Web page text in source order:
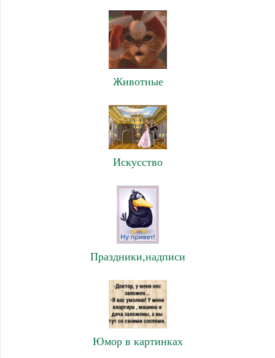
Животные
Искусство
Праздники,надписи
Юмор в картинках